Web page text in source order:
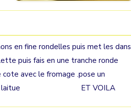
en fine rondelles puis met les dans
puis fais en une tranche ronde
avec le fromage .pose un
et la laitue ET VOILA